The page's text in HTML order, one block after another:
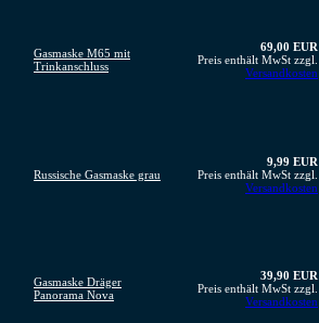
Gasmaske M65 mit
Trinkanschluss
69,00 EUR
Preis enthält MwSt zzgl.
Versandkosten
Russische Gasmaske grau
9,99 EUR
Preis enthält MwSt zzgl.
Versandkosten
Gasmaske Dräger
Panorama Nova
39,90 EUR
Preis enthält MwSt zzgl.
Versandkosten